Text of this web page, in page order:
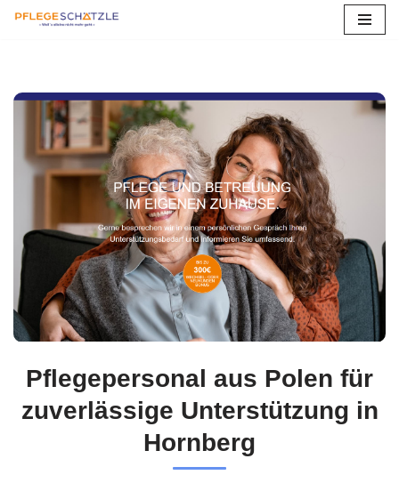
springen
Pflegepersonal aus Polen für
zuverlässige Unterstützung in
Hornberg